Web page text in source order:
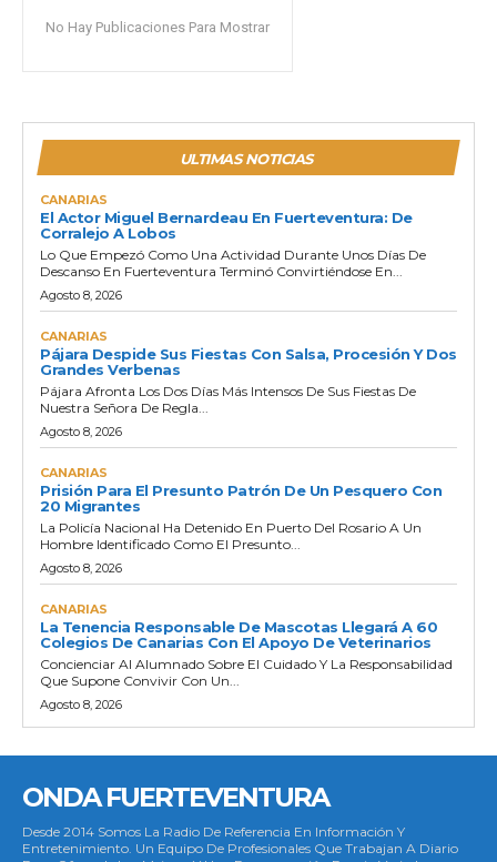
No Hay Publicaciones Para Mostrar
ULTIMAS NOTICIAS
CANARIAS
El Actor Miguel Bernardeau En Fuerteventura: De
Corralejo A Lobos
Lo Que Empezó Como Una Actividad Durante Unos Días De
Descanso En Fuerteventura Terminó Convirtiéndose En...
Agosto 8, 2026
CANARIAS
Pájara Despide Sus Fiestas Con Salsa, Procesión Y Dos
Grandes Verbenas
Pájara Afronta Los Dos Días Más Intensos De Sus Fiestas De
Nuestra Señora De Regla...
Agosto 8, 2026
CANARIAS
Prisión Para El Presunto Patrón De Un Pesquero Con
20 Migrantes
La Policía Nacional Ha Detenido En Puerto Del Rosario A Un
Hombre Identificado Como El Presunto...
Agosto 8, 2026
CANARIAS
La Tenencia Responsable De Mascotas Llegará A 60
Colegios De Canarias Con El Apoyo De Veterinarios
Concienciar Al Alumnado Sobre El Cuidado Y La Responsabilidad
Que Supone Convivir Con Un...
Agosto 8, 2026
ONDA FUERTEVENTURA
Desde 2014 Somos La Radio De Referencia En Información Y
Entretenimiento. Un Equipo De Profesionales Que Trabajan A Diario